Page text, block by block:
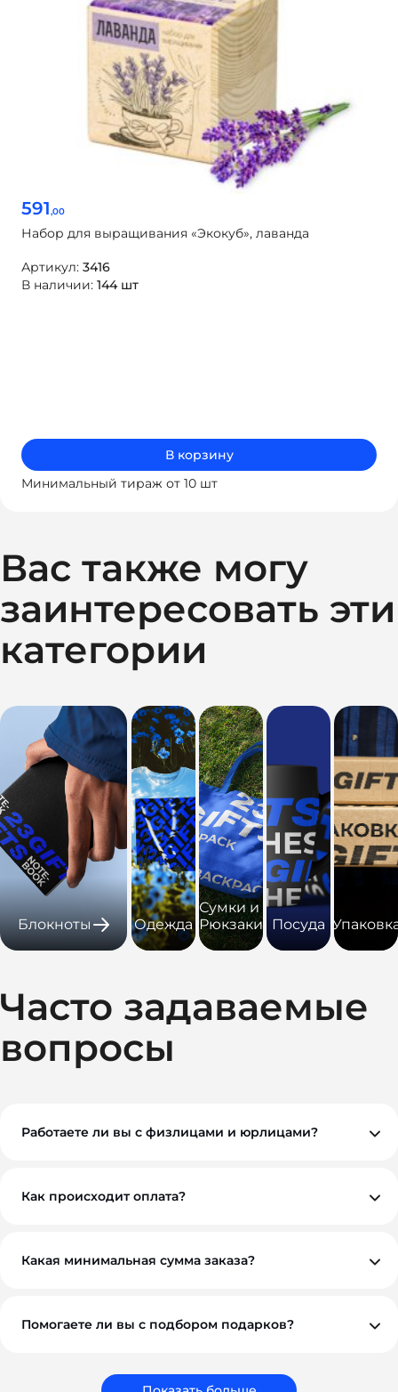
591,00
Набор для выращивания «Экокуб», лаванда
Артикул: 3416
В наличии: 144 шт
В корзину
Минимальный тираж от 10 шт
Вас также могу
заинтересовать эти
категории
Блокноты Одежда
Сумки и
Рюкзаки Посуда
Часто задаваемые
вопросы
Работаете ли вы с физлицами и юрлицами?
Как происходит оплата?
обсудим индивидуально. Для оптовых и
корпоративных клиентов возможны гибкие условия.
Какая минимальная сумма заказа?
Помогаете ли вы с подбором подарков?
сувениры, а решения, которые работают на ваш